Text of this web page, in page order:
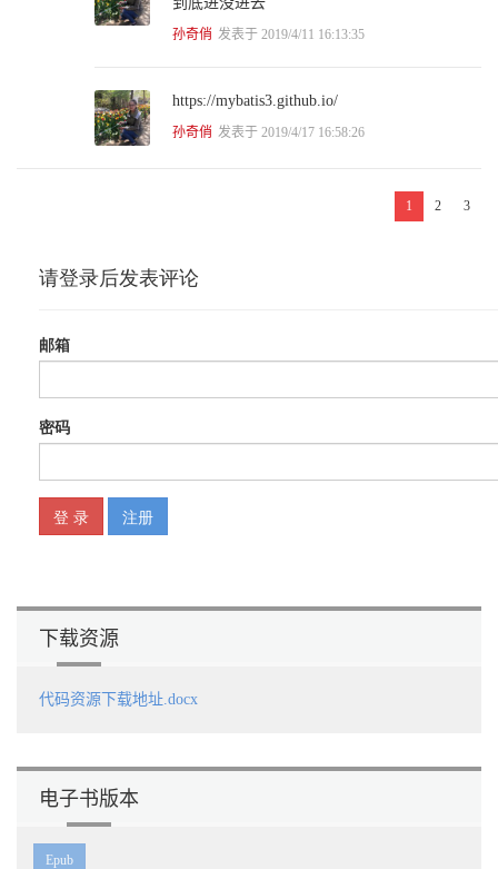
8.4 分页插件 206
8.4.1 PageInterceptor拦截器类 207
8.5 本章小结 220
第9章 Spring集成MyBatis 221
9.4.2 开发Mapper层（Dao层） 235
9.4.5 开发视图层（View层） 242
10.1 基本的Spring Boot项目 248
10.3 MyBatis Starter配置介绍 253
10.4 简单示例 255
10.4.1 引入simple依赖 255
10.5 本章小结 260
第11章 MyBatis开源项目 261
11.1.2 初始化和克隆仓库 263
11.2 GitHub入门 269
11.2.1 创建并提交到仓库 269
11.2.2 Fork仓库并克隆到本地 272
11.3 MyBatis源码讲解 278
孙奇俏 发表于 2019/4/11 16:13:35
https://mybatis3.github.io/
孙奇俏 发表于 2019/4/17 16:58:26
1 2 3
下载资源
代码资源下载地址.docx
电子书版本
Epub